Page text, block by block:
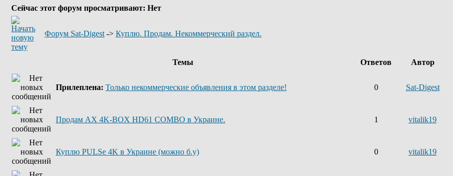
Сейчас этот форум просматривают: Нет
Форум Sat-Digest -> Куплю. Продам. Некоммерческий раздел.
Темы
Ответов Автор
Прилеплена: Только некоммерческие объявления в этом разделе! 0 Sat-Digest
Продам AX 4K-BOX HD61 COMBO в Украине. 1 vitalik19
Куплю PULSe 4K в Украине (можно б.у) 0 vitalik19